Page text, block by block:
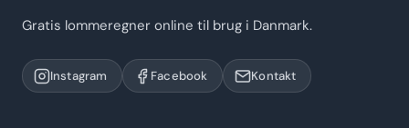
Gratis lommeregner online til brug i Danmark.
Instagram Facebook Kontakt